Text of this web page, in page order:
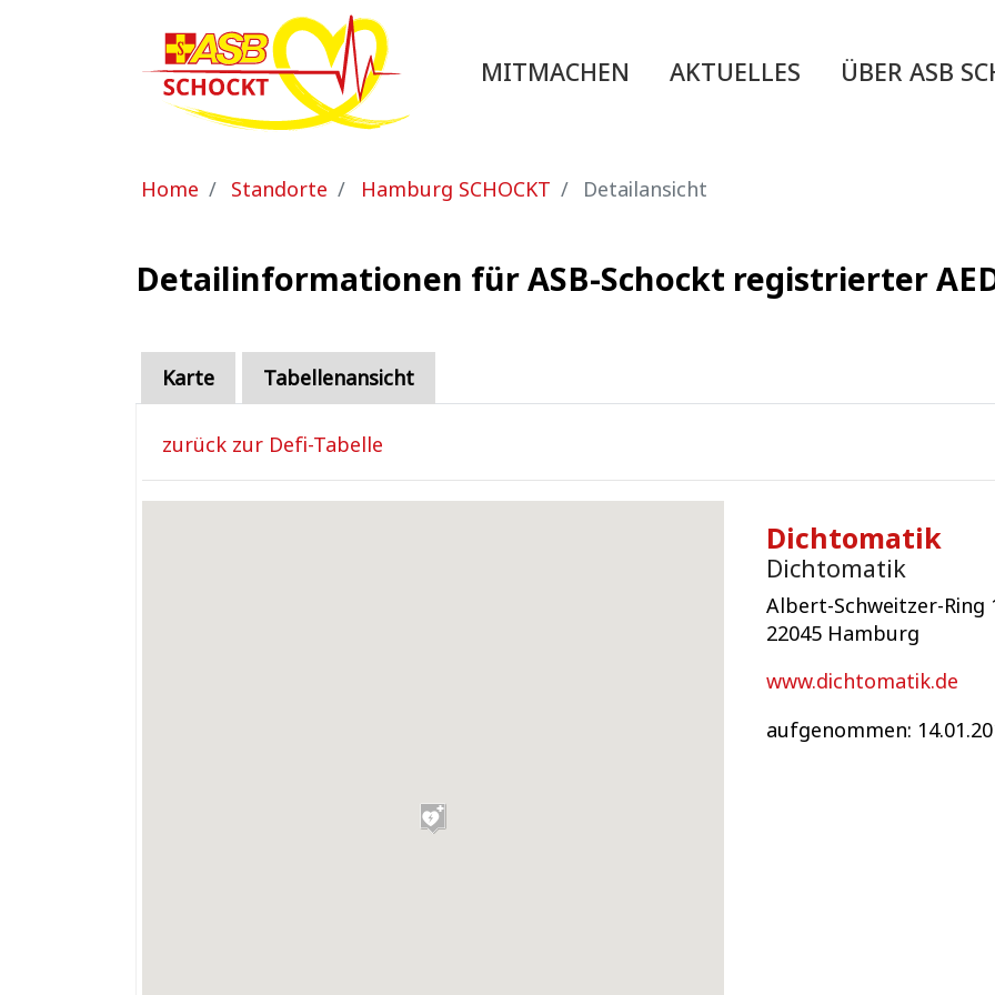
MITMACHEN AKTUELLES ÜBER ASB
Sie sind hier:
Home Standorte Hamburg SCHOCKT Detailansicht
Detailinformationen für ASB-Schockt registrierter
Karte Tabellenansicht
zurück zur Defi-Tabelle
Dichtomatik
Dichtomatik
Albert-Schweitzer-Ring
22045 Hamburg
www.dichtomatik.de
aufgenommen: